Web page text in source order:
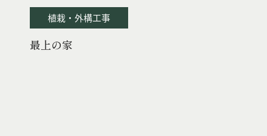
植栽・外構工事
最上の家